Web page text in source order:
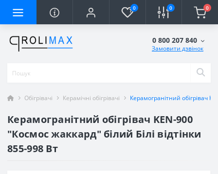
0 0 0
0 800 207 840
Замовити дзвінок
Обігрівачі Керамічні обігрівачі Керамогранітний обігрівач
Керамогранітний обігрівач KEN-900
"Космос жаккард" білий Білі відтінки
855-998 Вт